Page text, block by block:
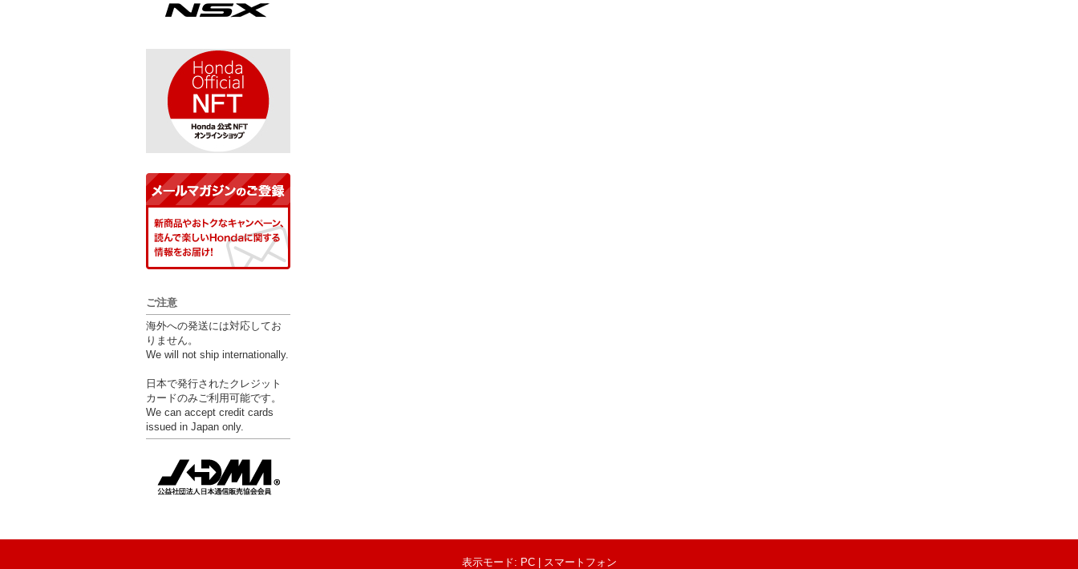
ご注意
海外への発送には対応してお
りません。
We will not ship internationally.
日本で発行されたクレジット
カードのみご利用可能です。
We can accept credit cards
issued in Japan only.
表示モード: PC | スマートフォン